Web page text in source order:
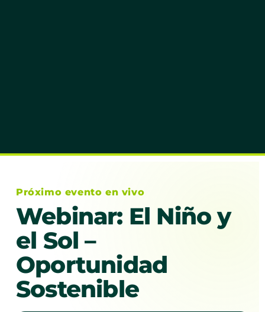
Próximo evento en vivo
Webinar: El Niño y
el Sol –
Oportunidad
Sostenible